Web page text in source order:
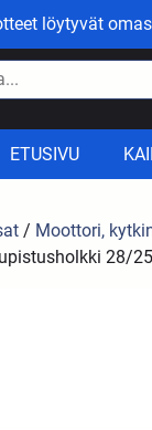
löytyvät
ETUSIVU
/ Moottori,
28/